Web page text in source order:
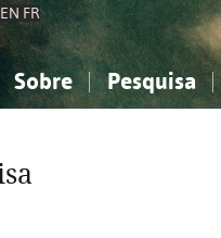
EN FR
Sobre Pesquisa
Ciências sociais...
Ciências sociais...